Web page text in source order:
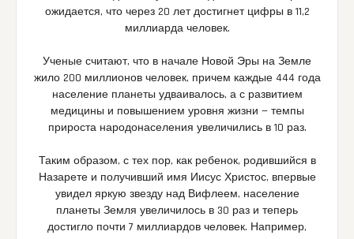
ожидается, что через 20 лет достигнет цифры в 11,2
миллиарда человек.
Ученые считают, что в начале Новой Эры на Земле
жило 200 миллионов человек, причем каждые 444 года
население планеты удваивалось, а с развитием
медицины и повышением уровня жизни — темпы
прироста народонаселения увеличились в 10 раз.
Таким образом, с тех пор, как ребенок, родившийся в
Назарете и получивший имя Иисус Христос, впервые
увидел яркую звезду над Вифлеем, население
планеты Земля увеличилось в 30 раз и теперь
достигло почти 7 миллиардов человек. Например,